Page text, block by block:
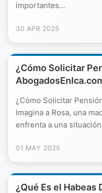
importantes...
30 APR 2025
¿Cómo Solicitar
¿Cómo Solicitar
Imagina a Rosa, una
enfrenta a una
01 MAY 2025
¿Qué Es el Habeas